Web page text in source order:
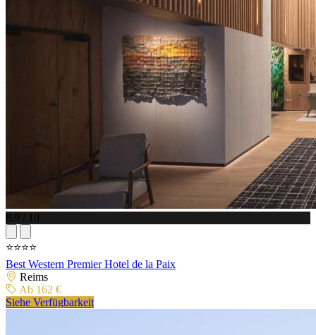
8.9 / 10
⭐⭐⭐⭐
Best Western Premier Hotel de la Paix
Reims
Ab 162 €
Siehe Verfügbarkeit